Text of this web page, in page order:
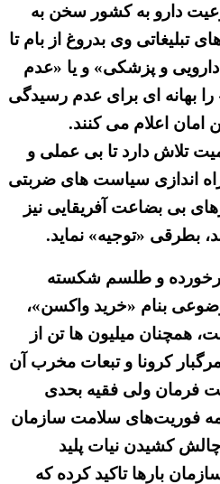
دارو به کشور سخن به
تبلیغاتی وی بدروغ از بام تا
و پزشکی» و یا «عدم
را بهانه ای برای عدم رسیدگی
امان اعلام می کنند.
تلاش دارد تا بی عملی و
اندازی سیاست های ضربتی
بی بضاعت آفریقایی نیز
بطرقی «توجیه» نماید.
و طلسم شکسته
بنام «خرید واکسن»،
همچنان میلیون ها تن از
کرونا و تبعات مخرب آن
فرمان ولی فقیه بحدی
فوریت‌های سلامت سازمان
کشیدن نیات پلید
بارها تاکید کرده که